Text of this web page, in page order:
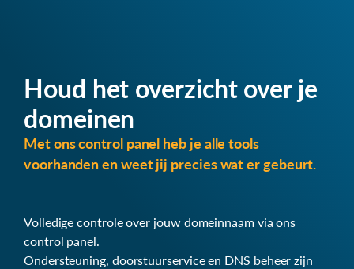
Houd het overzicht over je
domeinen
Met ons control panel heb je alle tools
voorhanden en weet jij precies wat er gebeurt.
Volledige controle over jouw domeinnaam via ons
control panel.
Ondersteuning, doorstuurservice en DNS beheer zijn